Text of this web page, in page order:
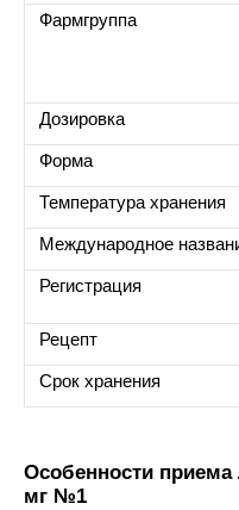
Фармгруппа
Дозировка
Форма
Температура хранения
Международное
Регистрация
Рецепт
Срок хранения
Особенности приема
мг №1